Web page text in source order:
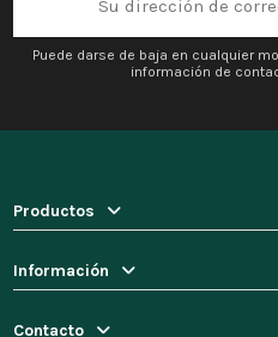
Puede darse de baja en cualquier
información de
Productos
Información
Contacto